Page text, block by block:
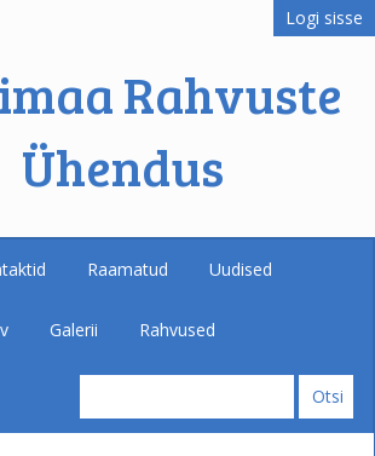
Logi sisse
Rahvuste
Ühendus
Raamatud Uudised
Galerii Rahvused